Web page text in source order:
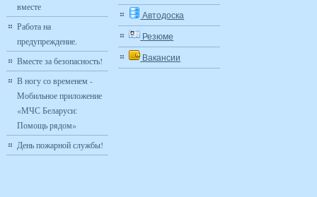
вместе
Работа на
предупреждение.
Вместе за безопасность!
В ногу со временем -
Мобильное приложение
«МЧС Беларуси:
Помощь рядом»
День пожарной службы!
Автодоска
Резюме
Вакансии